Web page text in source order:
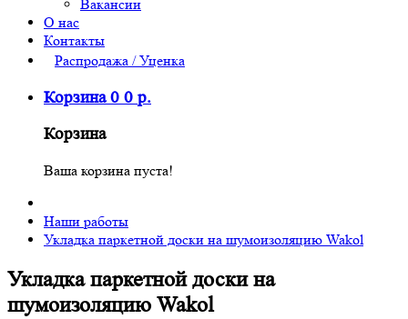
Вакансии
О нас
Контакты
Распродажа / Уценка
Корзина 0 0 р.
Корзина
Ваша корзина пуста!
Наши работы
Укладка паркетной доски на шумоизоляцию Wakol
Укладка паркетной доски на
шумоизоляцию Wakol